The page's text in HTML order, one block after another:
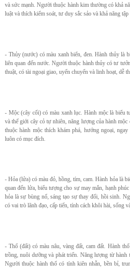
và sức mạnh. Người thuộc hành kim thường có khả
luật và thích kiểm soát, tư duy sắc sảo và khả năng tập
- Thủy (nước) có màu xanh biển, đen. Hành thủy là
liên quan đến nước. Người thuộc hành thủy có tư
thuật, có tài ngoại giao, uyển chuyển và linh hoạt, dễ
- Mộc (cây cối) có màu xanh lục. Hành mộc là biểu
và thế giới cây cỏ tự nhiên, năng lượng của hành
thuộc hành mộc thích khám phá, hướng ngoại,
luôn có mục đích.
- Hỏa (lửa) có màu đỏ, hồng, tím, cam. Hành hỏa là
quan đến lửa, biểu tượng cho sự may mắn, hạnh
hỏa là sự bùng nổ, sáng tạo sự thay đổi, hồi sinh.
có vai trò lãnh đạo, cấp tiến, tính cách khôi hài, sống
- Thổ (đất) có màu nâu, vàng đất, cam đất. Hành
trồng, nuôi dưỡng và phát triển. Năng lượng từ hành
Người thuộc hành thổ có tính kiên nhẫn, bền bỉ,